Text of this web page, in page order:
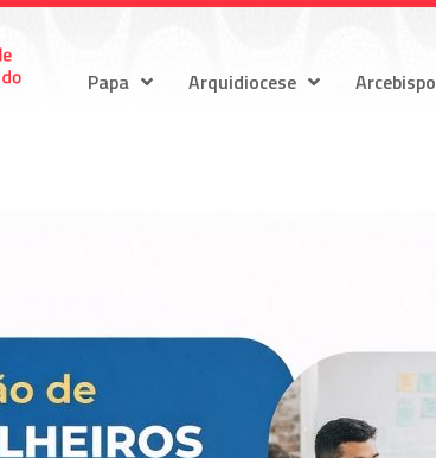
Papa Arquidiocese Arcebispo